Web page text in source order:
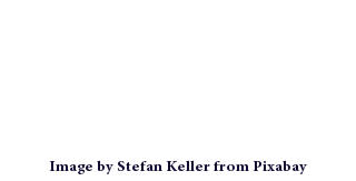
Image by Stefan Keller from Pixabay